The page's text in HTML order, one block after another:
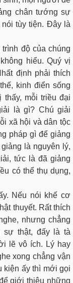
chân tướng sự
tùy tiện. Đây là
độ của chúng
hiểu. Quý vị
định phải thích
kinh điển sống
thấy, mỗi triều đại
là gì? Chú giải
xã hội và dân tộc
pháp gì để giảng
là nguyên lý,
tức là đã giảng
có thể thụ dụng,
Nếu nói khế cơ
thuyết. Rất thích
nhưng chẳng
sự thật, đấy là tà
lẽ vô ích. Lý hay
xong chẳng vận
kiện ấy thì mới gọi
giới thiệu những